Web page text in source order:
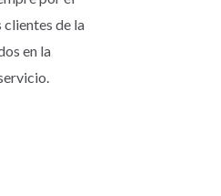
de la
en la